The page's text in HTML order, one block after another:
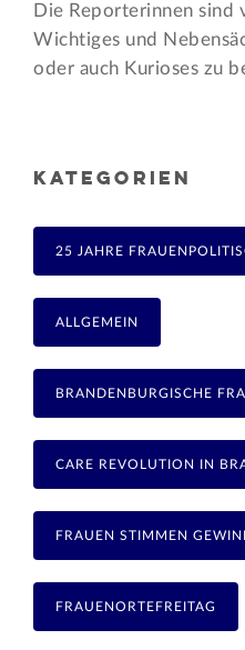
Die Reporterinnen sind
Wichtiges und
oder auch Kurioses zu
KATEGORIEN
25 JAHRE
ALLGEMEIN
BRANDENBURGISCHE
CARE REVOLUTION IN
FRAUEN STIMMEN
FRAUENORTEFREITAG